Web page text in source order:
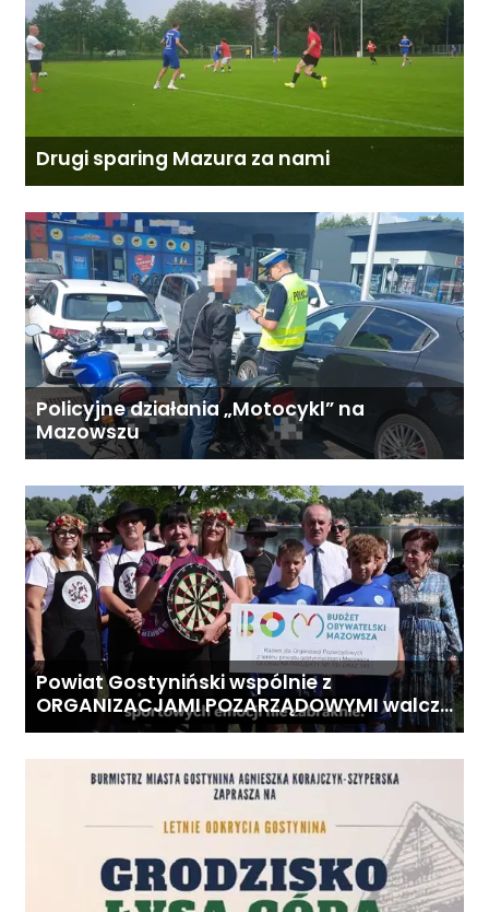
Drugi sparing Mazura za nami
Policyjne działania „Motocykl” na
Mazowszu
Powiat Gostyniński wspólnie z
ORGANIZACJAMI POZARZĄDOWYMI walczą
o środki z Budżetu Obywatelskiego
terenu!